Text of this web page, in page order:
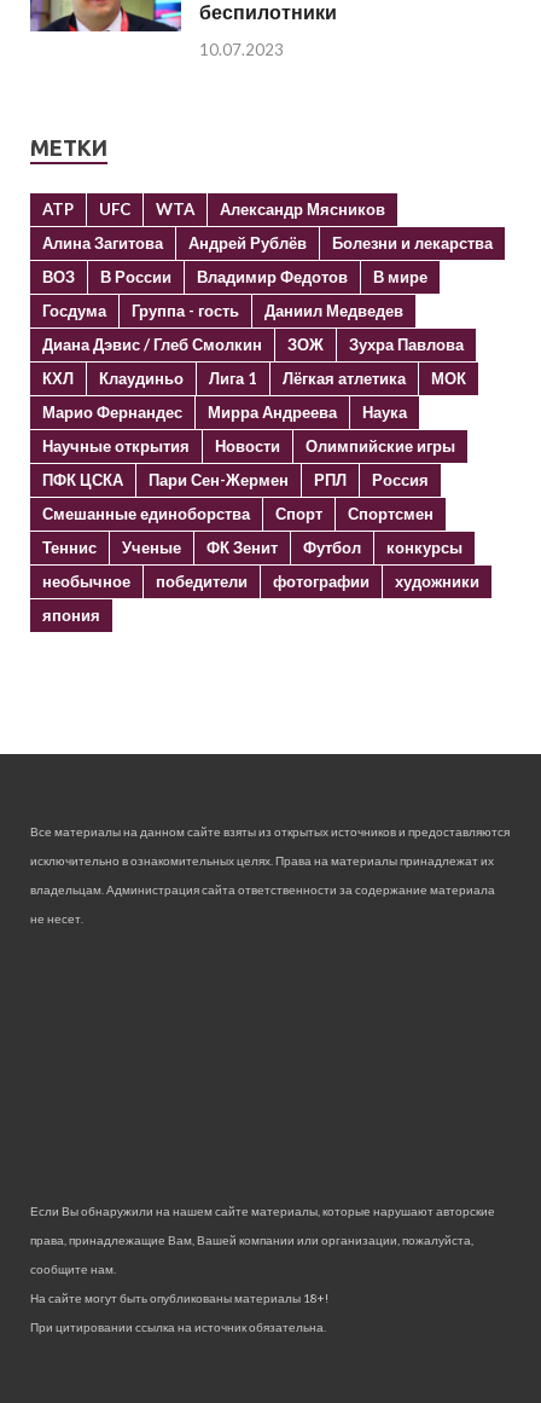
беспилотники
10.07.2023
МЕТКИ
ATP UFC WTA
Александр Мясников
Алина Загитова
Андрей Рублёв
Болезни и лекарства
ВОЗ
В России Владимир Федотов
В мире
Госдума
Группа - гость
Даниил Медведев
Диана Дэвис / Глеб Смолкин
ЗОЖ
Зухра Павлова
КХЛ
Клаудиньо Лига 1 Лёгкая атлетика
МОК
Марио Фернандес
Мирра Андреева
Наука
Научные открытия
Новости
Олимпийские игры
ПФК ЦСКА
Пари Сен-Жермен РПЛ
Россия
Смешанные единоборства
Спорт
Спортсмен
Теннис
Ученые ФК Зенит Футбол
конкурсы
необычное
победители фотографии
художники
япония
Все материалы на данном сайте взяты из открытых источников и предоставляются
исключительно в ознакомительных целях. Права на материалы принадлежат их
владельцам. Администрация сайта ответственности за содержание материала
не несет.
Если Вы обнаружили на нашем сайте материалы, которые нарушают авторские
права, принадлежащие Вам, Вашей компании или организации, пожалуйста,
сообщите нам.
На сайте могут быть опубликованы материалы 18+!
При цитировании ссылка на источник обязательна.